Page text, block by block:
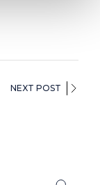
NEXT POST